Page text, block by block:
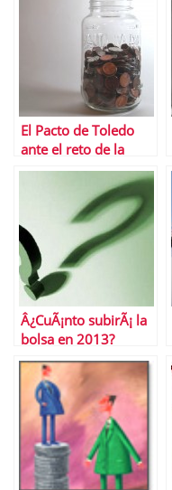
El Pacto de Toledo
ante el reto de la
reforma del Sistema
Pensiones
Â¿CuÃ¡nto subirÃ¡ la
bolsa en 2013?